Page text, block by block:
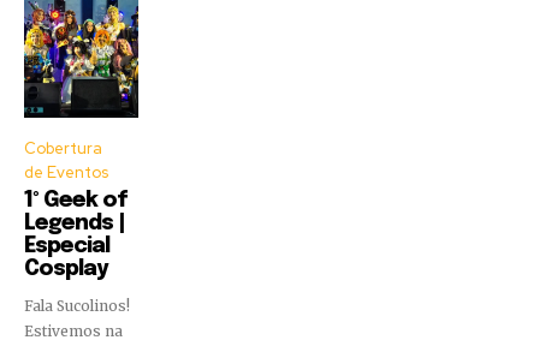
Cobertura
de Eventos
1º Geek of
Legends |
Especial
Cosplay
Fala Sucolinos!
Estivemos na